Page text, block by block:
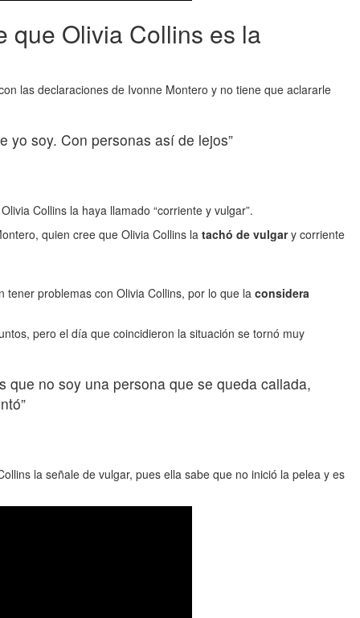
que Olivia Collins es la
las declaraciones de Ivonne Montero y no tiene que aclararle
yo soy. Con personas así de lejos”
Collins la haya llamado “corriente y vulgar”.
quien cree que Olivia Collins la tachó de vulgary corriente
problemas con Olivia Collins, por lo que la considera
pero el día que coincidieron la situación se tornó muy
que no soy una persona que se queda callada,
la señale de vulgar, pues ella sabe que no inició la pelea y es